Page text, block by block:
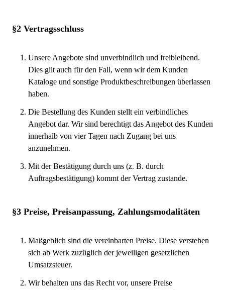
§2 Vertragsschluss
Unsere Angebote sind unverbindlich und freibleibend.
Dies gilt auch für den Fall, wenn wir dem Kunden
Kataloge und sonstige Produktbeschreibungen überlassen
haben.
Die Bestellung des Kunden stellt ein verbindliches
Angebot dar. Wir sind berechtigt das Angebot des Kunden
innerhalb von vier Tagen nach Zugang bei uns
anzunehmen.
Mit der Bestätigung durch uns (z. B. durch
Auftragsbestätigung) kommt der Vertrag zustande.
§3 Preise, Preisanpassung, Zahlungsmodalitäten
Maßgeblich sind die vereinbarten Preise. Diese verstehen
sich ab Werk zuzüglich der jeweiligen gesetzlichen
Umsatzsteuer.
Wir behalten uns das Recht vor, unsere Preise